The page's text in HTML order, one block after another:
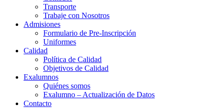
Transporte
Trabaje con Nosotros
Admisiones
Formulario de Pre-Inscripción
Uniformes
Calidad
Política de Calidad
Objetivos de Calidad
Exalumnos
Quiénes somos
Exalumno – Actualización de Datos
Contacto